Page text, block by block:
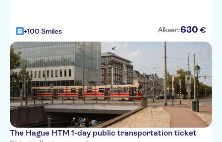
+100 Smiles Alkaen:630 €
The Hague HTM 1-day public transportation ticket